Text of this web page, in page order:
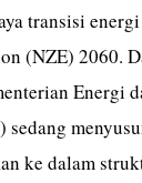
transisi
(NZE) 2060.
Energi
ke dalam